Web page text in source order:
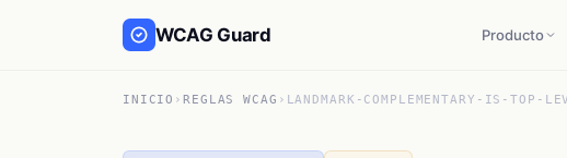
WCAG Guard Producto
INICIO ›REGLAS WCAG › LANDMARK-COMPLEMENTARY-IS-TOP-